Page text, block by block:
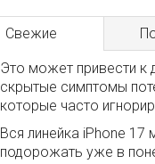
Свежие
Это может привести к
скрытые симптомы
которые часто
Вся линейка iPhone 17
подорожать уже в